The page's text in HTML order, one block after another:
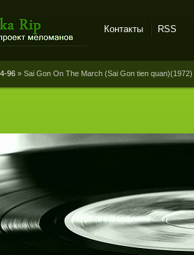
Контакты RSS
96 » Sai Gon On The March (Sai Gon tien quan)(1972)